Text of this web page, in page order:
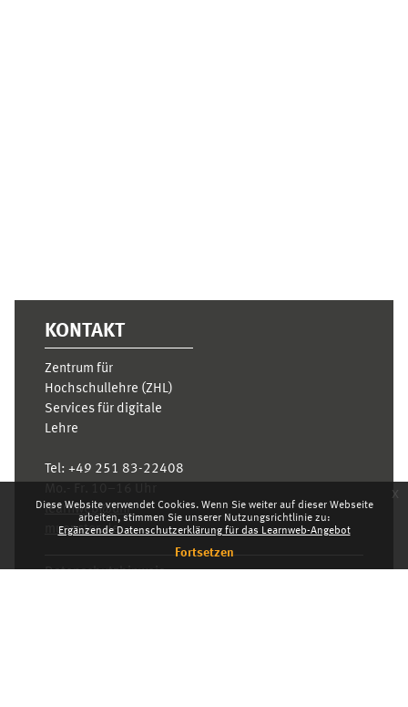
Diese Website verwendet Cookies. Wenn Sie weiter auf dieser Webseite
arbeiten, stimmen Sie unserer Nutzungsrichtlinie zu:
Ergänzende Datenschutzerklärung für das Learnweb-Angebot
Fortsetzen
x
KONTAKT
Zentrum für
Hochschullehre (ZHL)
Services für digitale
Lehre
Tel: +49 251 83-22408
learnweb@uni-
muenster.de
Datenschutzhinweis